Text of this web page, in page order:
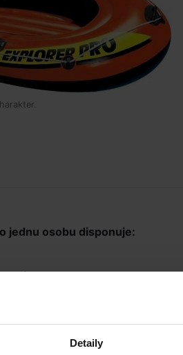
Detaily
jednu osobu disponuje:
celém okraji
balení.